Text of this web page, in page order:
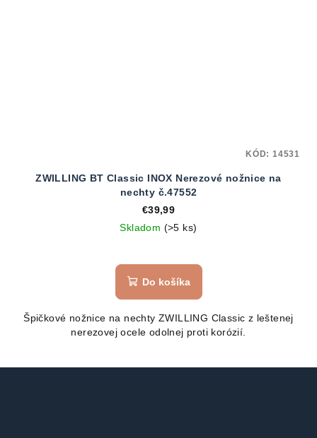
ZWILLING BT Classic INOX Nerezové nožnice na
nechty č.47552
€39,99
Skladom (>5 ks)
Do košíka
Špičkové nožnice na nechty ZWILLING Classic z leštenej
nerezovej ocele odolnej proti korózií.
KÓD: 14531